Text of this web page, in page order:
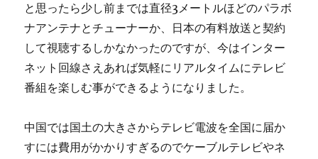
と思ったら少し前までは直径3メートルほどのパラボ
ナアンテナとチューナーか、日本の有料放送と契約
して視聴するしかなかったのですが、今はインター
ネット回線さえあれば気軽にリアルタイムにテレビ
番組を楽しむ事ができるようになりました。
中国では国土の大きさからテレビ電波を全国に届か
すには費用がかかりすぎるのでケーブルテレビやネ